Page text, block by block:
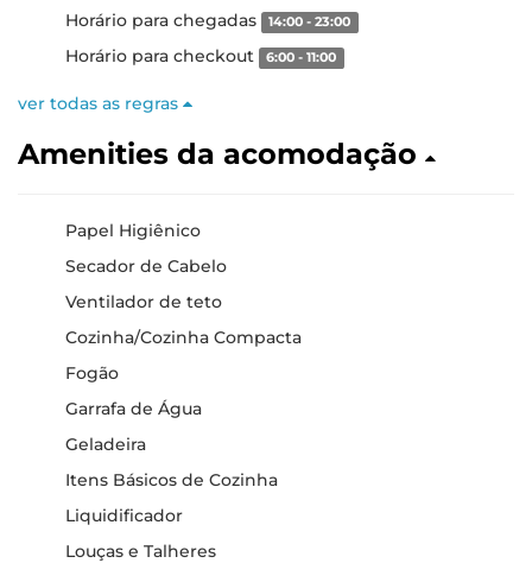
Horário para chegadas 14:00 - 23:00
Horário para checkout 6:00 - 11:00
ver todas as regras
Amenities da acomodação
Papel Higiênico
Secador de Cabelo
Ventilador de teto
Cozinha/Cozinha Compacta
Fogão
Garrafa de Água
Geladeira
Itens Básicos de Cozinha
Liquidificador
Louças e Talheres